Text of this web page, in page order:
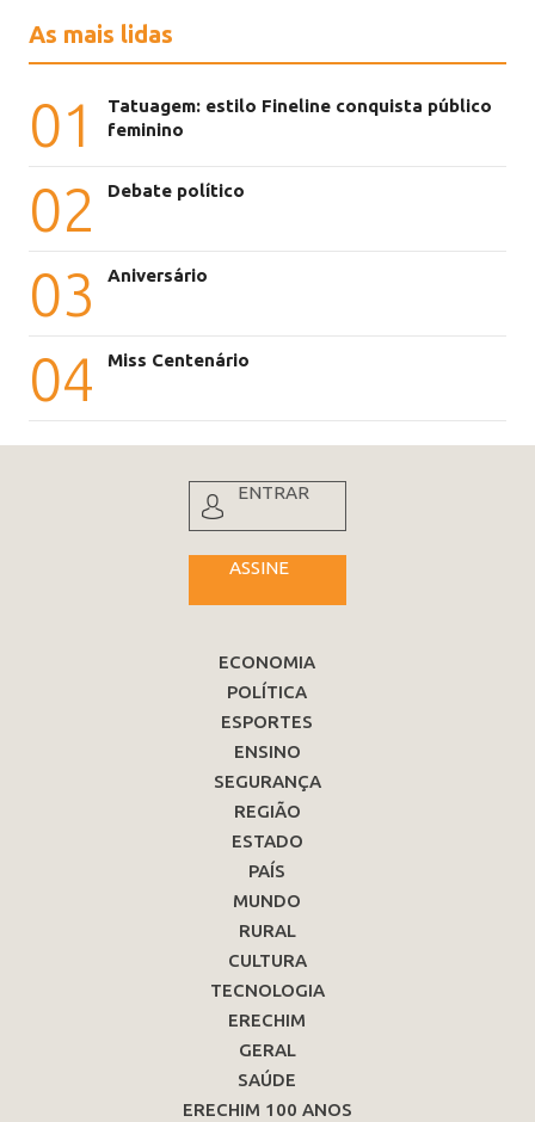
As mais lidas
01
Tatuagem: estilo Fineline conquista público
feminino
02 Debate político
03 Aniversário
04 Miss Centenário
ENTRAR
ASSINE
ECONOMIA
POLÍTICA
ESPORTES
ENSINO
SEGURANÇA
REGIÃO
ESTADO
PAÍS
MUNDO
RURAL
CULTURA
TECNOLOGIA
ERECHIM
GERAL
SAÚDE
ERECHIM 100 ANOS